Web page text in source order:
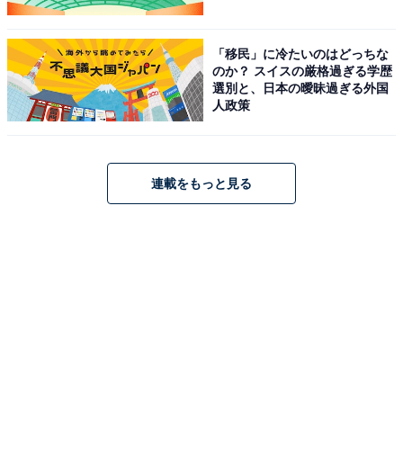
Bose QuietComfort Ultra Headphones 完全 ワイヤレス
「移民」に冷たいのはどっちな
のか？ スイスの厳格過ぎる学歴
選別と、日本の曖昧過ぎる外国
人政策
連載をもっと見る